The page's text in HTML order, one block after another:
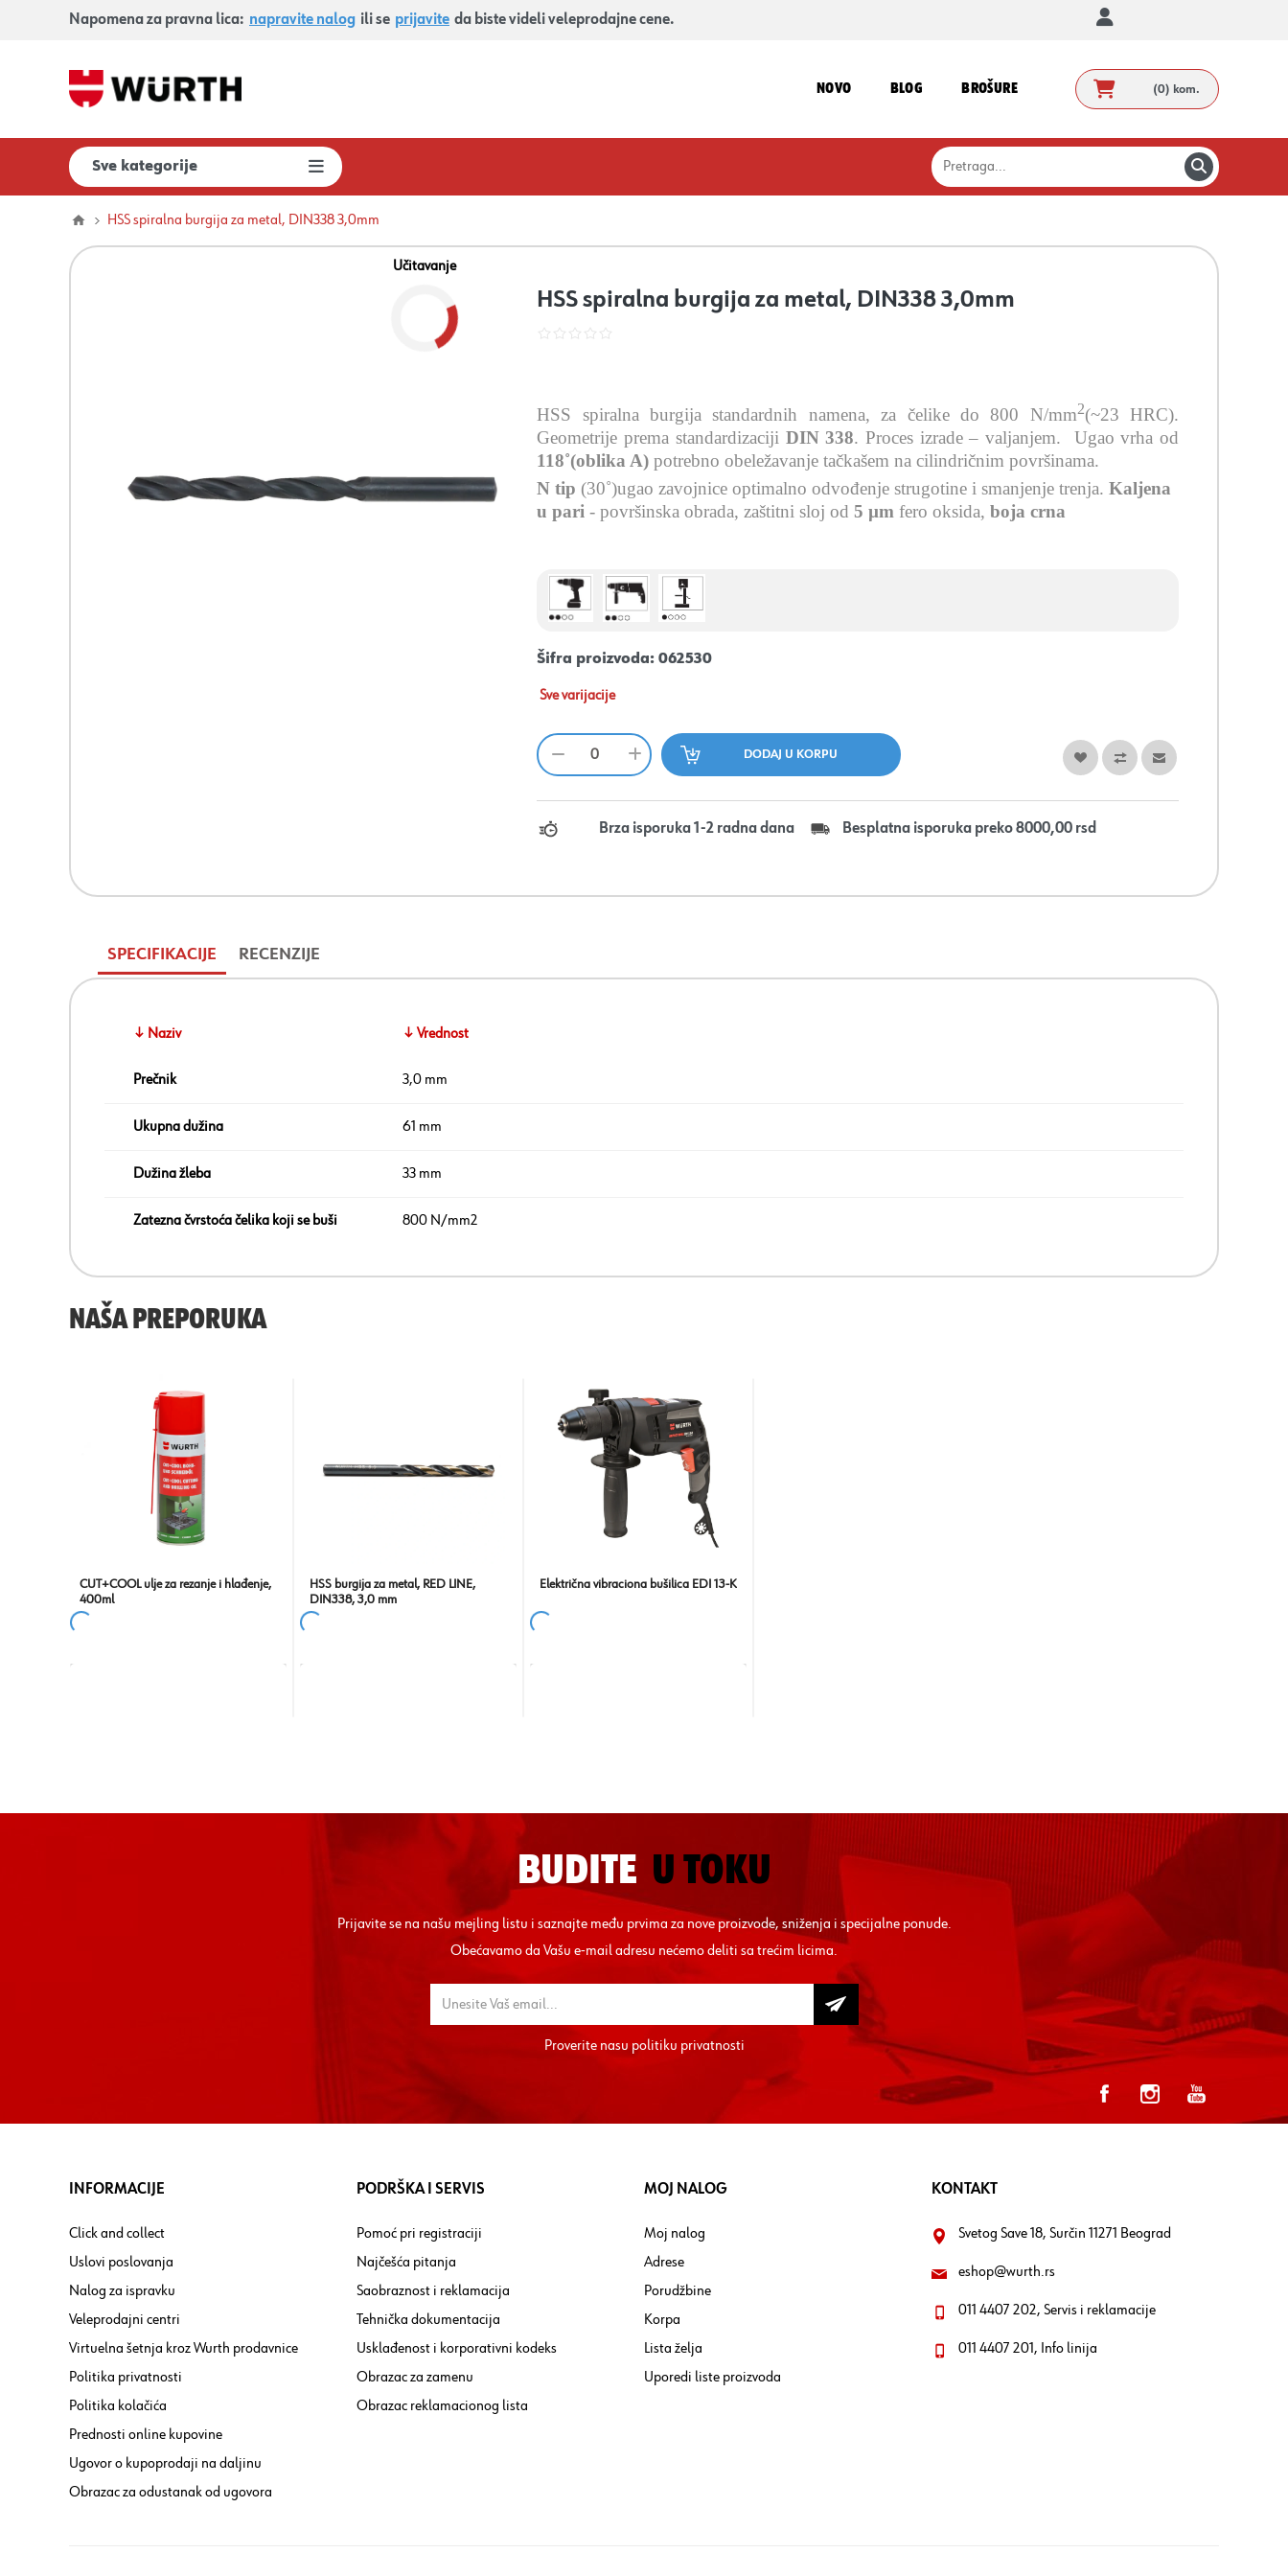
Napomena za pravna lica: napravite nalog ili se prijavite da biste videli veleprodajne cene.
NOVO BLOG BROŠURE (0) kom.
Sve kategorije
HSS spiralna burgija za metal, DIN338 3,0mm
Učitavanje
HSS spiralna burgija za metal, DIN338 3,0mm
HSS spiralna burgija standardnih namena, za čelike do 800 N/mm2(~23 HRC).
Geometrije prema standardizaciji DIN 338. Proces izrade – valjanjem.
Ugao vrha od
118˚(oblika A)potrebno obeležavanje tačkašem na cilindričnim površinama.
N tip (30˚)ugao zavojniceoptimalno odvođenje strugotine i smanjenje trenja. Kaljena
u pari - površinska obrada, zaštitni sloj od5 µm fero oksida,boja crna
Šifra proizvoda: 062530
Sve varijacije
Brza isporuka 1-2 radna dana Besplatna isporuka preko 8000,00 rsd
SPECIFIKACIJE RECENZIJE
↓ Naziv ↓ Vrednost
Prečnik 3,0 mm
Ukupna dužina 61 mm
Dužina žleba 33 mm
Zatezna čvrstoća čelika koji se buši 800 N/mm2
NAŠA PREPORUKA
CUT+COOL ulje za rezanje i hlađenje,
400ml
HSS burgija za metal, RED LINE,
DIN338, 3,0 mm
Električna vibraciona bušilica EDI 13-K
BUDITE U TOKU
Prijavite se na našu mejling listu i saznajte među prvima za nove proizvode, sniženja i specijalne ponude.
Obećavamo da Vašu e-mail adresu nećemo deliti sa trećim licima.
Proverite nasupolitiku privatnosti
INFORMACIJE
Click and collect
Uslovi poslovanja
Nalog za ispravku
Veleprodajni centri
Virtuelna šetnja kroz Wurth prodavnice
Politika privatnosti
Politika kolačića
Prednosti online kupovine
Ugovor o kupoprodaji na daljinu
Obrazac za odustanak od ugovora
PODRŠKA I SERVIS
Pomoć pri registraciji
Najčešća pitanja
Saobraznost i reklamacija
Tehnička dokumentacija
Usklađenost i korporativni kodeks
Obrazac za zamenu
Obrazac reklamacionog lista
MOJ NALOG
Moj nalog
Adrese
Porudžbine
Korpa
Lista želja
Uporedi liste proizvoda
KONTAKT
Svetog Save 18, Surčin 11271 Beograd
eshop@wurth.rs
011 4407 202, Servis i reklamacije
011 4407 201, Info linija